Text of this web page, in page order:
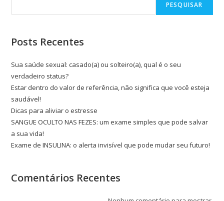
PESQUISAR
Posts Recentes
Sua saúde sexual: casado(a) ou solteiro(a), qual é o seu
verdadeiro status?
Estar dentro do valor de referência, não significa que você esteja
saudável!
Dicas para aliviar o estresse
SANGUE OCULTO NAS FEZES: um exame simples que pode salvar
a sua vida!
Exame de INSULINA: o alerta invisível que pode mudar seu futuro!
Comentários Recentes